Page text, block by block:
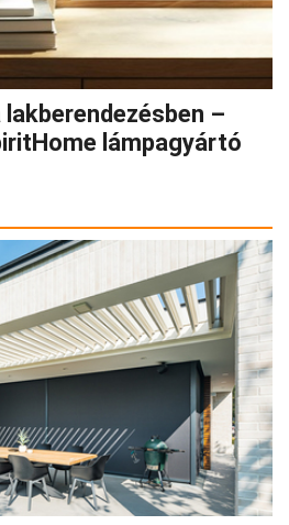
–
lámpagyártó